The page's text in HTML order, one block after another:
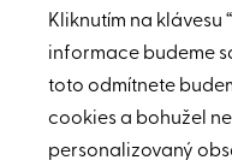
Přímořské
Kliknutím na klávesu
informace budeme
toto odmítnete
cookies a bohužel
personalizovaný